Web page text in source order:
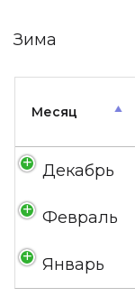
Зима
Месяц
Декабрь
Февраль
Январь